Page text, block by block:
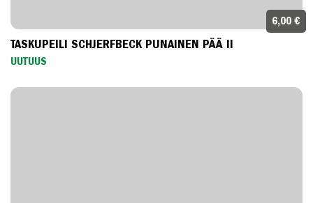
6,00 €
TASKUPEILI SCHJERFBECK PUNAINEN PÄÄ II
UUTUUS